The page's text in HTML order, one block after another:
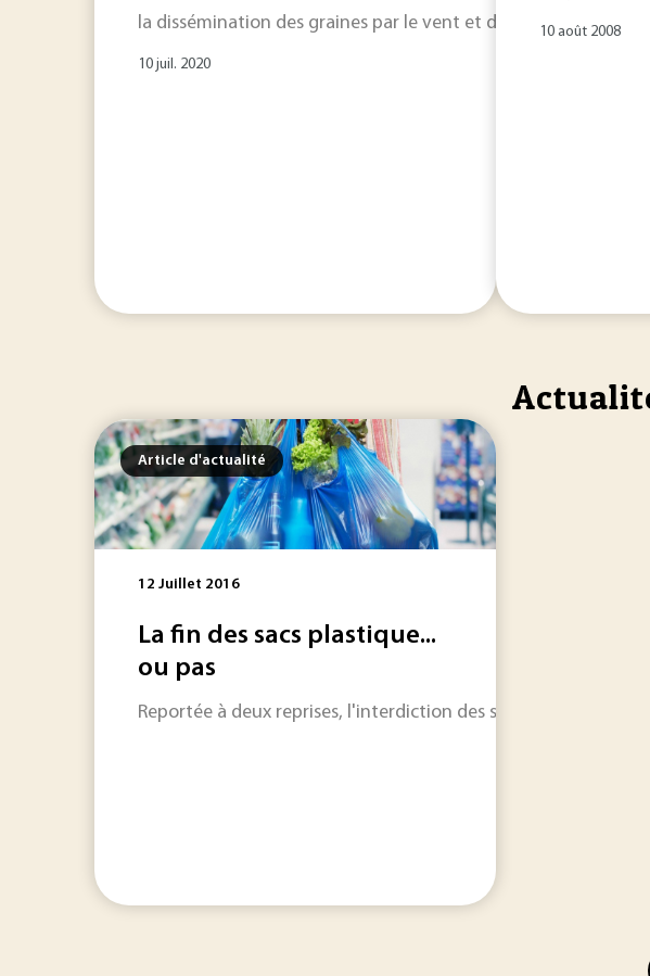
la dissémination des graines par le vent et donc la
10 juil. 2020
10 août 2008
Article d'actualité
12 Juillet 2016
La fin des sacs plastique...
ou pas
Reportée à deux reprises, l'interdiction des sacs plastiques à